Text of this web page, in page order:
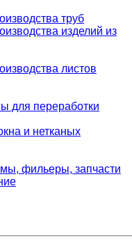
труб
изделий из
листов
для переработки
и нетканых
фильеры, запчасти